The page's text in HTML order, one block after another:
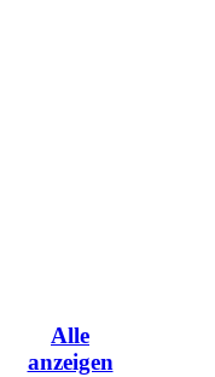
Alle
anzeigen